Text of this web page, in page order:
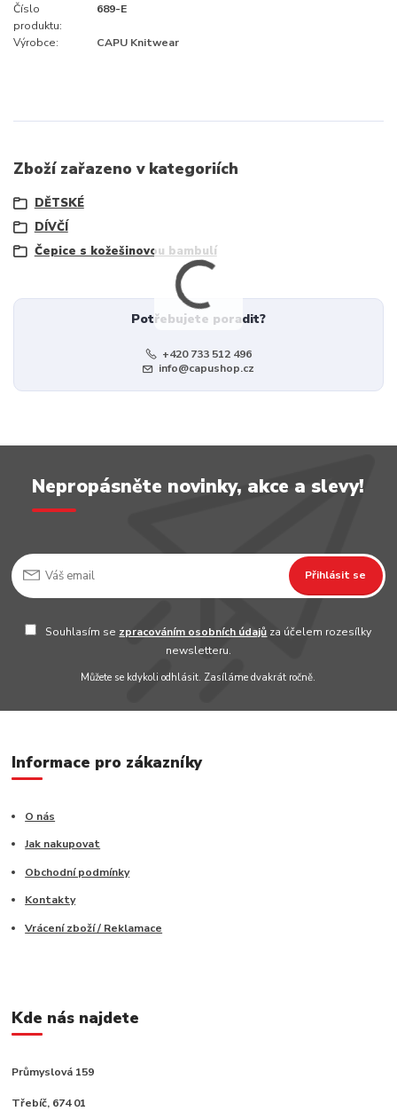
Číslo
produktu:
689-E
Výrobce: CAPU Knitwear
Zboží zařazeno v kategoriích
DĚTSKÉ
DÍVČÍ
Čepice s kožešinovou bambulí
Potřebujete poradit?
+420 733 512 496
info@capushop.cz
Nepropásněte novinky, akce a slevy!
Přihlásit se
Souhlasím se zpracováním osobních údajů za účelem rozesílky
newsletteru.
Můžete se kdykoli odhlásit. Zasíláme dvakrát ročně.
Informace pro zákazníky
O nás
Jak nakupovat
Obchodní podmínky
Kontakty
Vrácení zboží / Reklamace
Kde nás najdete
Průmyslová 159
Třebíč, 674 01